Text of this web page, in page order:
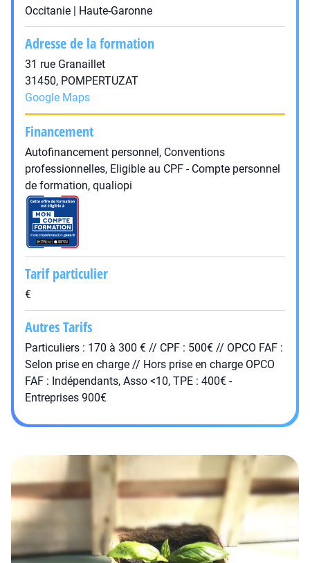
Occitanie | Haute-Garonne
Adresse de la formation
31 rue Granaillet
31450, POMPERTUZAT
Google Maps
Financement
Autofinancement personnel, Conventions
professionnelles, Eligible au CPF - Compte personnel
de formation, qualiopi
Tarif particulier
€
Autres Tarifs
Particuliers : 170 à 300 € // CPF : 500€ // OPCO FAF :
Selon prise en charge // Hors prise en charge OPCO
FAF : Indépendants, Asso <10, TPE : 400€ -
Entreprises 900€